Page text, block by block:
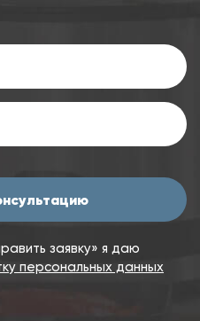
заявку» я даю
персональных данных